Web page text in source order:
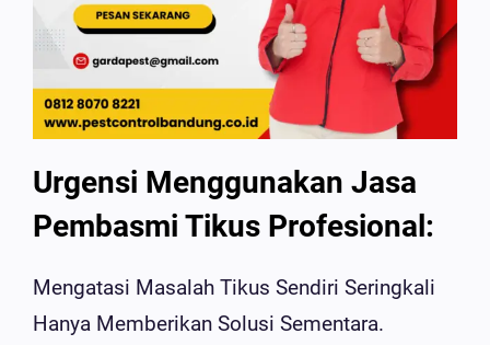
Urgensi Menggunakan Jasa
Pembasmi Tikus Profesional:
Mengatasi Masalah Tikus Sendiri Seringkali
Hanya Memberikan Solusi Sementara.